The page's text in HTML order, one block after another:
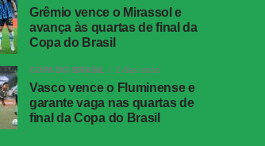
Grêmio vence o Mirassol e
avança às quartas de final da
Copa do Brasil
COPA DO BRASIL 2 dias atrás
Vasco vence o Fluminense e
garante vaga nas quartas de
final da Copa do Brasil